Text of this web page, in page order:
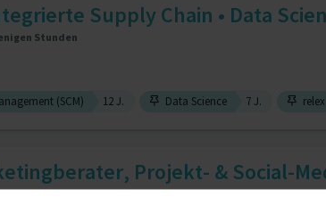
Supply Chain • Data
Stunden
(SCM) 12 J. Data Science 7 J. relex
Projekt- & Social-
Stunden